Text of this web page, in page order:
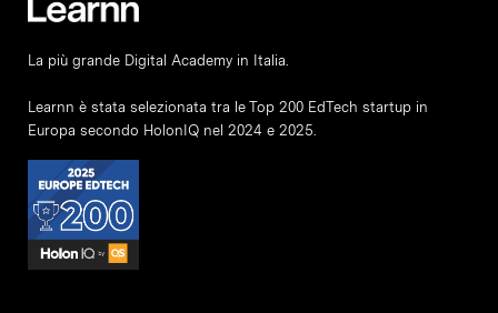
La più grande Digital Academy in Italia.
Learnn è stata selezionata tra le Top 200 EdTech startup in
Europa secondo HolonIQ nel 2024 e 2025.